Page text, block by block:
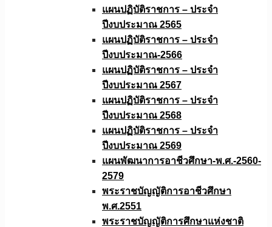
แผนปฏิบัติราชการ – ประจำ
ปีงบประมาณ 2565
แผนปฏิบัติราชการ – ประจำ
ปีงบประมาณ-2566
แผนปฏิบัติราชการ – ประจำ
ปีงบประมาณ 2567
แผนปฏิบัติราชการ – ประจำ
ปีงบประมาณ 2568
แผนปฏิบัติราชการ – ประจำ
ปีงบประมาณ 2569
แผนพัฒนาการอาชีวศึกษา-พ.ศ.-2560-
2579
พระราชบัญญัติการอาชีวศึกษา
พ.ศ.2551
พระราชบัญญัติการศึกษาแห่งชาติ